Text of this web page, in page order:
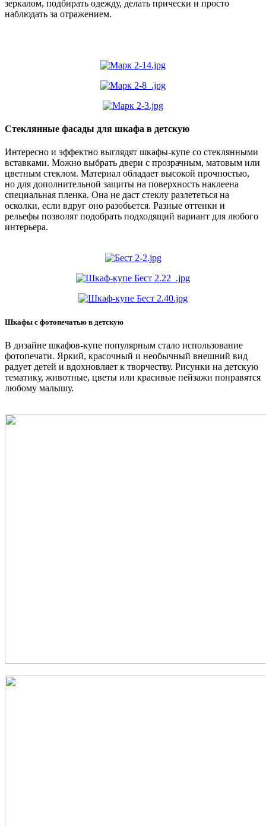
зеркалом, подбирать одежду, делать прически и просто
наблюдать за отражением.
Стеклянные фасады для шкафа в детскую
Интересно и эффектно выглядят шкафы-купе со стеклянными
вставками. Можно выбрать двери с прозрачным, матовым или
цветным стеклом. Материал обладает высокой прочностью,
но для дополнительной защиты на поверхность наклеена
специальная пленка. Она не даст стеклу разлететься на
осколки, если вдруг оно разобьется. Разные оттенки и
рельефы позволят подобрать подходящий вариант для любого
интерьера.
Шкафы с фотопечатью в детскую
В дизайне шкафов-купе популярным стало использование
фотопечати. Яркий, красочный и необычный внешний вид
радует детей и вдохновляет к творчеству. Рисунки на детскую
тематику, животные, цветы или красивые пейзажи понравятся
любому малышу.